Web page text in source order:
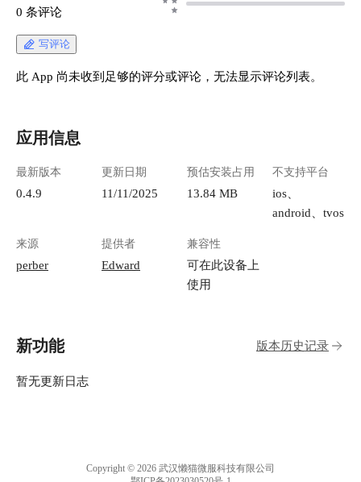
0 条评论
写评论
此 App 尚未收到足够的评分或评论，无法显示评论列表。
应用信息
最新版本
0.4.9
更新日期
11/11/2025
预估安装占用
13.84 MB
不支持平台
ios、
android、tvos
来源
perber
提供者
Edward
兼容性
可在此设备上
使用
新功能 版本历史记录
暂无更新日志
Copyright © 2026 武汉懒猫微服科技有限公司